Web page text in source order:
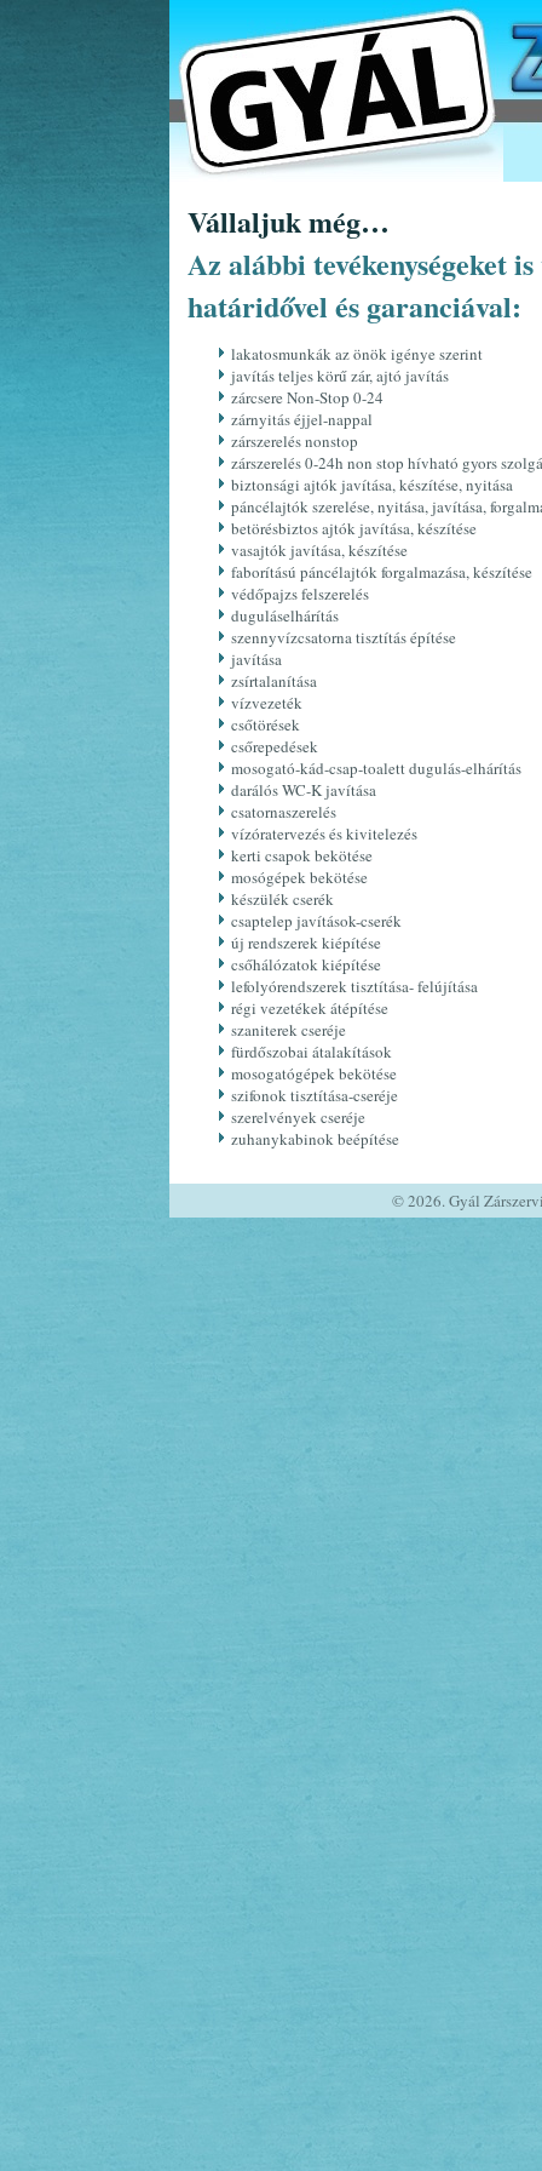
Vállaljuk még…
Az alábbi tevékenységeket
határidővel és garanciával:
lakatosmunkák az önök igénye szerint
javítás teljes körű zár, ajtó javítás
zárcsere Non-Stop 0-24
zárnyitás éjjel-nappal
zárszerelés nonstop
zárszerelés 0-24h non stop hívható gyors
biztonsági ajtók javítása, készítése, nyitása
páncélajtók szerelése, nyitása, javítása,
betörésbiztos ajtók javítása, készítése
vasajtók javítása, készítése
faborítású páncélajtók forgalmazása, készítése
védőpajzs felszerelés
duguláselhárítás
szennyvízcsatorna tisztítás építése
javítása
zsírtalanítása
vízvezeték
csőtörések
csőrepedések
mosogató-kád-csap-toalett dugulás-elhárítás
darálós WC-K javítása
csatornaszerelés
vízóratervezés és kivitelezés
kerti csapok bekötése
mosógépek bekötése
készülék cserék
csaptelep javítások-cserék
új rendszerek kiépítése
csőhálózatok kiépítése
lefolyórendszerek tisztítása- felújítása
régi vezetékek átépítése
szaniterek cseréje
fürdőszobai átalakítások
mosogatógépek bekötése
szifonok tisztítása-cseréje
szerelvények cseréje
zuhanykabinok beépítése
© 2026. Gyál